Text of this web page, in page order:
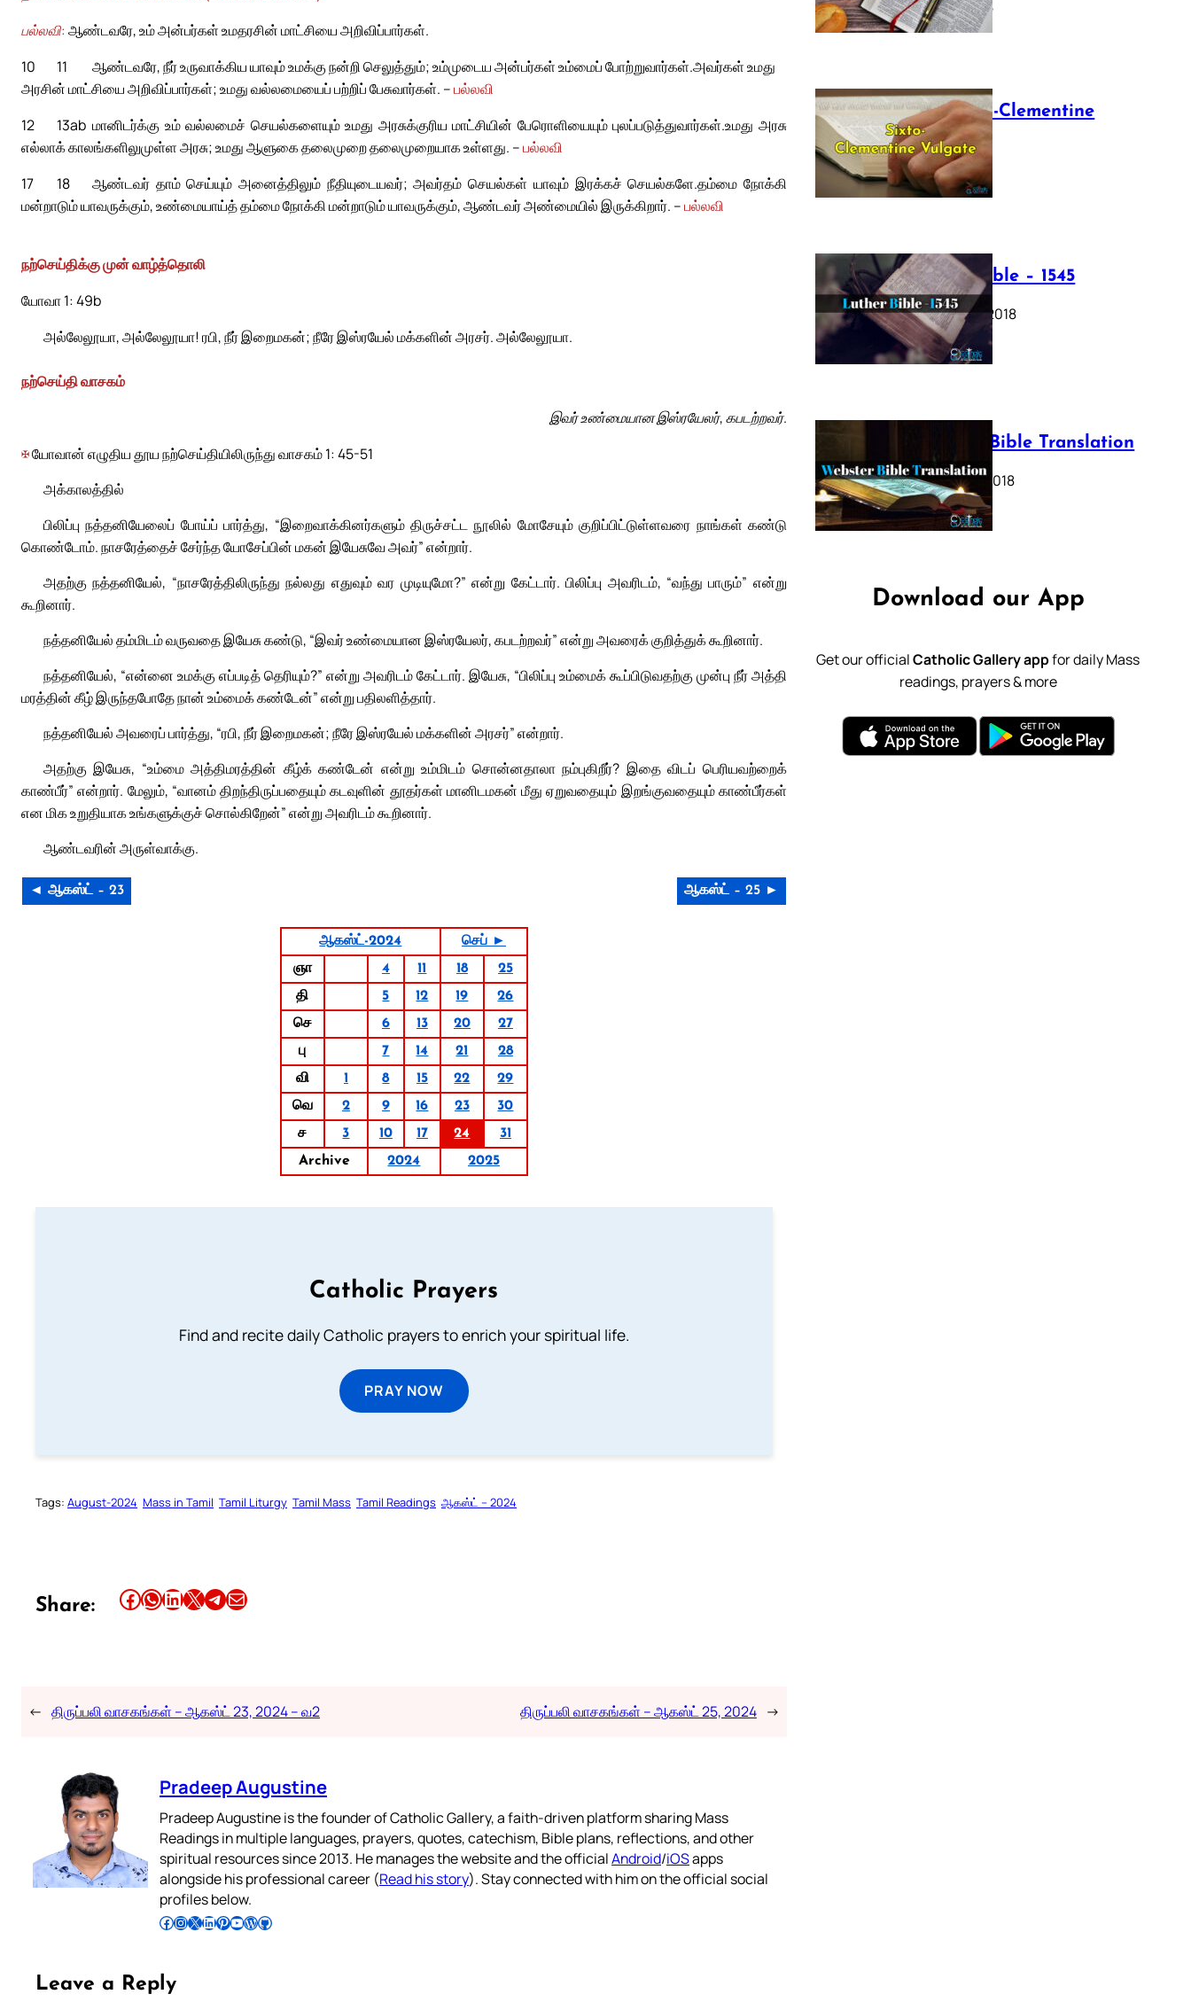
பல்லவி:ஆண்டவரே, உம் அன்பர்கள் உமதரசின் மாட்சியை அறிவிப்பார்கள்.
10
ஆண்டவரே, நீர் உருவாக்கிய யாவும் உமக்கு நன்றி செலுத்தும்; உம்முடைய அன்பர்கள் உம்மைப் போற்றுவார்கள்.
11
அவர்கள் உமது
அரசின் மாட்சியை அறிவிப்பார்கள்; உமது வல்லமையைப் பற்றிப் பேசுவார்கள். –பல்லவி
12
மானிடர்க்கு உம் வல்லமைச் செயல்களையும் உமது அரசுக்குரிய மாட்சியின் பேரொளியையும் புலப்படுத்துவார்கள்.
13ab
உமது அரசு
எல்லாக் காலங்களிலுமுள்ள அரசு; உமது ஆளுகை தலைமுறை தலைமுறையாக உள்ளது. –பல்லவி
17
ஆண்டவர் தாம் செய்யும் அனைத்திலும் நீதியுடையவர்; அவர்தம் செயல்கள் யாவும் இரக்கச் செயல்களே.
18
தம்மை நோக்கி
மன்றாடும் யாவருக்கும், உண்மையாய்த் தம்மை நோக்கி மன்றாடும் யாவருக்கும், ஆண்டவர் அண்மையில் இருக்கிறார். –பல்லவி
நற்செய்திக்கு முன் வாழ்த்தொலி
யோவா 1: 49b
அல்லேலூயா, அல்லேலூயா! ரபி, நீர் இறைமகன்; நீரே இஸ்ரயேல் மக்களின் அரசர். அல்லேலூயா.
நற்செய்தி வாசகம்
இவர் உண்மையான இஸ்ரயேலர், கபடற்றவர்.
✠யோவான் எழுதிய தூய நற்செய்தியிலிருந்து வாசகம் 1: 45-51
அக்காலத்தில்
பிலிப்பு நத்தனியேலைப் போய்ப் பார்த்து, “இறைவாக்கினர்களும் திருச்சட்ட நூலில் மோசேயும் குறிப்பிட்டுள்ளவரை நாங்கள் கண்டு
கொண்டோம். நாசரேத்தைச் சேர்ந்த யோசேப்பின் மகன் இயேசுவே அவர்” என்றார்.
அதற்கு நத்தனியேல், “நாசரேத்திலிருந்து நல்லது எதுவும் வர முடியுமோ?” என்று கேட்டார். பிலிப்பு அவரிடம், “வந்து பாரும்” என்று
கூறினார்.
நத்தனியேல் தம்மிடம் வருவதை இயேசு கண்டு, “இவர் உண்மையான இஸ்ரயேலர், கபடற்றவர்” என்று அவரைக் குறித்துக் கூறினார்.
நத்தனியேல், “என்னை உமக்கு எப்படித் தெரியும்?” என்று அவரிடம் கேட்டார். இயேசு, “பிலிப்பு உம்மைக் கூப்பிடுவதற்கு முன்பு நீர் அத்தி
மரத்தின் கீழ் இருந்தபோதே நான் உம்மைக் கண்டேன்” என்று பதிலளித்தார்.
நத்தனியேல் அவரைப் பார்த்து, “ரபி, நீர் இறைமகன்; நீரே இஸ்ரயேல் மக்களின் அரசர்” என்றார்.
அதற்கு இயேசு, “உம்மை அத்திமரத்தின் கீழ்க் கண்டேன் என்று உம்மிடம் சொன்னதாலா நம்புகிறீர்? இதை விடப் பெரியவற்றைக்
காண்பீர்” என்றார். மேலும், “வானம் திறந்திருப்பதையும் கடவுளின் தூதர்கள் மானிடமகன் மீது ஏறுவதையும் இறங்குவதையும் காண்பீர்கள்
என மிக உறுதியாக உங்களுக்குச் சொல்கிறேன்” என்று அவரிடம் கூறினார்.
ஆண்டவரின் அருள்வாக்கு.
◄ ஆகஸ்ட் – 23 ஆகஸ்ட் – 25 ►
ஆகஸ்ட்-2024
செப் ►
ஞா
4 11 18
25
தி
5 12 19
26
செ
6 13 20
27
பு
7 14 21
28
வி
1 8 15 22
29
வெ
2 9 16 23
30
ச
3 10 17 24
31
Archive
2024 2025
Catholic Prayers
Find and recite daily Catholic prayers to enrich your spiritual life.
PRAY NOW
Tags: August-2024 Mass in Tamil Tamil Liturgy Tamil Mass Tamil Readings ஆகஸ்ட் – 2024
Share: Share this article on Facebook Share this article on WhatsApp Share this article on LinkedIn Share this article on X Share this article on TelegramEmail this Article
← திருப்பலி வாசகங்கள் – ஆகஸ்ட் 23, 2024 – வ2 திருப்பலி வாசகங்கள் – ஆகஸ்ட் 25, 2024 →
Pradeep Augustine
Pradeep Augustine is the founder of Catholic Gallery, a faith-driven platform sharing Mass
Readings in multiple languages, prayers, quotes, catechism, Bible plans, reflections, and other
spiritual resources since 2013. He manages the website and the officialAndroid/iOSapps
alongside his professional career (Read his story). Stay connected with him on the official social
profiles below.
Follow Pradeep on Facebook Follow Pradeep on InstagramFollow Pradeep on X Follow Pradeep on LinkedIn Follow Pradeep on Pinterest Subscribe to Pradeep’s Youtube Channel Follow Pradeep on WordPress Follow Pradeep on GitHub
Leave a Reply
July 16, 2025
The Sixto-Clementine
Vulgate
July 12, 2025
Luther Bible – 1545
October 17, 2018
Webster Bible Translation
October 11, 2018
Download our App
Get our officialCatholic Gallery appfor daily Mass
readings, prayers & more